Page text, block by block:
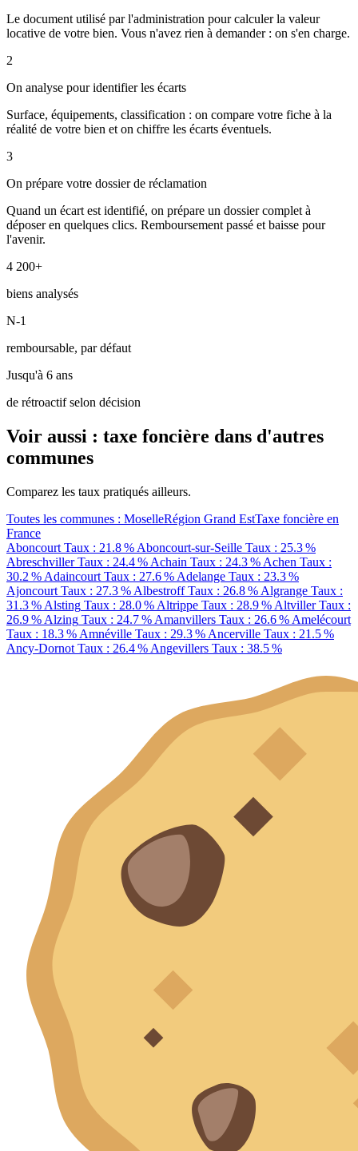
Le document utilisé par l'administration pour calculer la valeur
locative de votre bien. Vous n'avez rien à demander : on s'en charge.
2
On analyse pour identifier les écarts
Surface, équipements, classification : on compare votre fiche à la
réalité de votre bien et on chiffre les écarts éventuels.
3
On prépare votre dossier de réclamation
Quand un écart est identifié, on prépare un dossier complet à
déposer en quelques clics. Remboursement passé et baisse pour
l'avenir.
4 200+
biens analysés
N-1
remboursable, par défaut
Jusqu'à 6 ans
de rétroactif selon décision
Voir aussi : taxe foncière dans d'autres
communes
Comparez les taux pratiqués ailleurs.
Toutes les communes : MoselleRégion Grand EstTaxe foncière en
France
Aboncourt Taux : 21.8 % Aboncourt-sur-Seille Taux : 25.3 %
AbreschvillerTaux : 24.4 % Achain Taux : 24.3 % Achen Taux :
30.2 % Adaincourt Taux : 27.6 % Adelange Taux : 23.3 %
Ajoncourt Taux : 27.3 % AlbestroffTaux : 26.8 % Algrange Taux :
31.3 % Alsting Taux : 28.0 % Altrippe Taux : 28.9 % AltvillerTaux :
26.9 % Alzing Taux : 24.7 % Amanvillers Taux : 26.6 % Amelécourt
Taux : 18.3 % Amnéville Taux : 29.3 % Ancerville Taux : 21.5 %
Ancy-Dornot Taux : 26.4 % Angevillers Taux : 38.5 %